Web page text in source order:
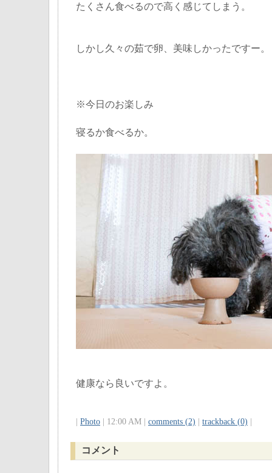
たくさん食べるので高く感じてしまう。
しかし久々の茹で卵、美味しかったですー。
※今日のお楽しみ
寝るか食べるか。
健康なら良いですよ。
Photo | 12:00 AM | comments (2) trackback (0)
コメント